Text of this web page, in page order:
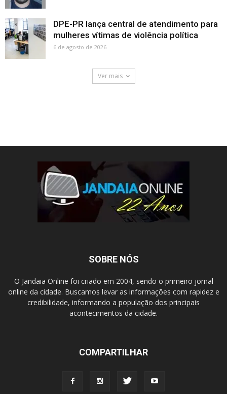
DPE-PR lança central de atendimento para
mulheres vítimas de violência política
6 de agosto de 2026
Ver mais
SOBRE NÓS
O Jandaia Online foi criado em 2004, sendo o primeiro jornal
online da cidade. Buscamos levar as informações com rapidez e
credibilidade, informando a população dos principais
acontecimentos da cidade.
COMPARTILHAR